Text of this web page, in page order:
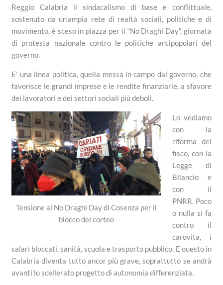
Reggio Calabria il sindacalismo di base e conflittuale,
sostenuto da un’ampia rete di realtà sociali, politiche e di
movimento, è sceso in piazza per il “No Draghi Day”, giornata
di protesta nazionale contro le politiche antipopolari del
governo.
E’ una linea politica, quella messa in campo dal governo, che
favorisce le grandi imprese e le rendite finanziarie, a sfavore
dei lavoratori e dei settori sociali più deboli.
Tensione al No Draghi Day di Cosenza per il
blocco del corteo
Lo vediamo
con la
riforma del
fisco, con la
Legge di
Bilancio e
con il
PNRR. Poco
o nulla si fa
contro il
carovita, i
salari bloccati, sanità, scuola e trasporto pubblico. E questo in
Calabria diventa tutto ancor più grave, soprattutto se andrà
avanti lo scellerato progetto di autonomia differenziata.